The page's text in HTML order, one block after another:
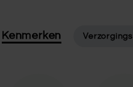
Kenmerken